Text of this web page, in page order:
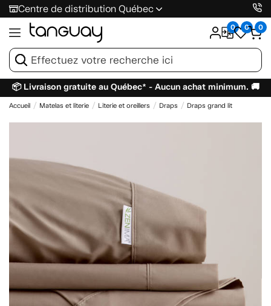
Centre de distribution Québec
0 0 0
📦 Livraison gratuite au Québec* - Aucun achat minimum. 🚚
Accueil Matelas et literie Literie et oreillers Draps Draps grand lit